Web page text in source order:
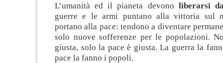
L’umanità ed il pianeta devono liberarsi
guerre e le armi puntano alla vittoria sul
portano alla pace: tendono a diventare
solo nuove sofferenze per le popolazioni.
giusta, solo la pace è giusta. La guerra la
pace la fanno i popoli.